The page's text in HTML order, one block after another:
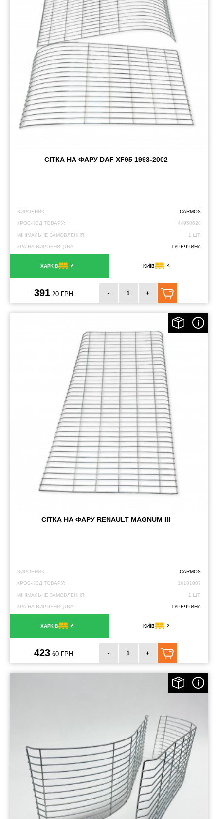
СІТКА НА ФАРУ DAF XF95 1993-2002
ВИРОБНИК: CARMOS
КРОС-КОД ТОВАРУ: 44950620
МІНІМАЛЬНЕ ЗАМОВЛЕННЯ: 1 ШТ.
КРАЇНА ВИРОБНИЦТВА: ТУРЕЧЧИНА
ХАРКІВ 6 КИЇВ 4
391.20 ГРН. - +
СІТКА НА ФАРУ RENAULT MAGNUM III
ВИРОБНИК: CARMOS
КРОС-КОД ТОВАРУ: 16181007
МІНІМАЛЬНЕ ЗАМОВЛЕННЯ: 1 ШТ.
КРАЇНА ВИРОБНИЦТВА: ТУРЕЧЧИНА
ХАРКІВ 6 КИЇВ 2
423.60 ГРН. - +